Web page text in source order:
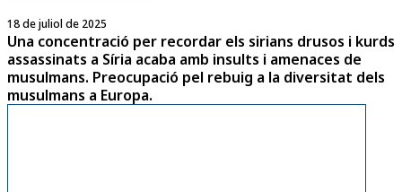
18 de juliol de 2025
Una concentració per recordar els sirians drusos i kurds
assassinats a Síria acaba amb insults i amenaces de
musulmans. Preocupació pel rebuig a la diversitat dels
musulmans a Europa.